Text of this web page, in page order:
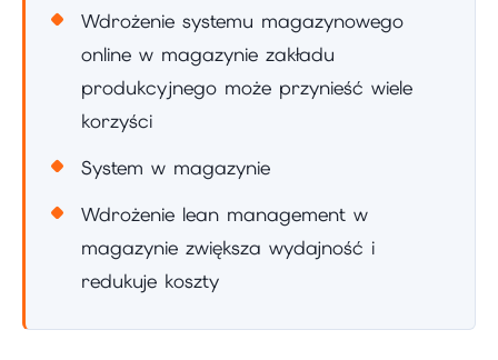
Wdrożenie systemu magazynowego
online w magazynie zakładu
produkcyjnego może przynieść wiele
korzyści
System w magazynie
Wdrożenie lean management w
magazynie zwiększa wydajność i
redukuje koszty